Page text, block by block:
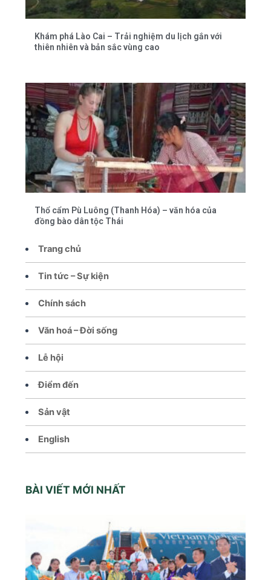
Trang chủ
Tin tức – Sự kiện
Chính sách
Văn hoá – Đời sống
Lễ hội
Điểm đến
Sản vật
English
BÀI VIẾT MỚI NHẤT
Khám phá Lào Cai – Trải nghiệm du lịch gắn với
thiên nhiên và bản sắc vùng cao
Thổ cẩm Pù Luông (Thanh Hóa) – văn hóa của
đồng bào dân tộc Thái